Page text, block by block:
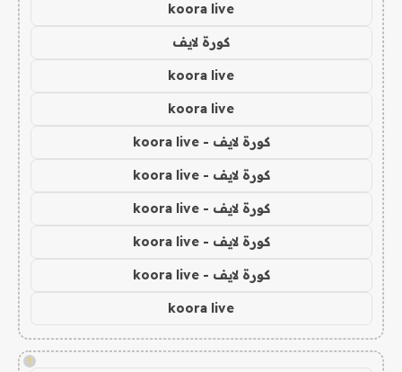
koora live
كورة لايف
koora live
koora live
كورة لايف - koora live
كورة لايف - koora live
كورة لايف - koora live
كورة لايف - koora live
كورة لايف - koora live
koora live
!